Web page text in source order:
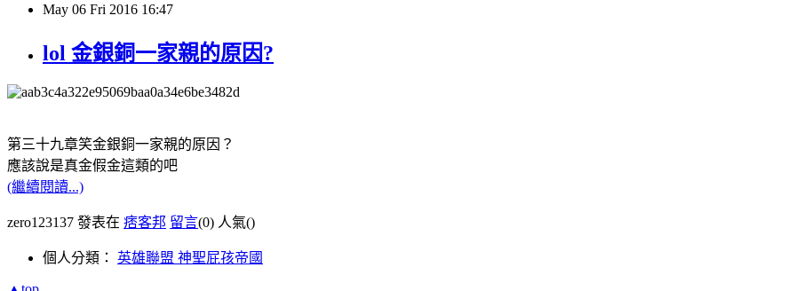
May 06 Fri 2016 16:47
lol 金銀銅一家親的原因?
第三十九章笑金銀銅一家親的原因？
應該說是真金假金這類的吧
(繼續閱讀...)
zero123137 發表在 痞客邦 留言(0) 人氣()
個人分類： 英雄聯盟 神聖屁孩帝國